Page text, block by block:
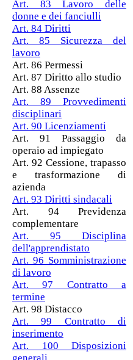
Art. 83 Lavoro delle
donne e dei fanciulli
Art. 84 Diritti
Art. 85 Sicurezza del
lavoro
Art. 86 Permessi
Art. 87 Diritto allo studio
Art. 88 Assenze
Art. 89 Provvedimenti
disciplinari
Art. 90 Licenziamenti
Art. 91 Passaggio da
operaio ad impiegato
Art. 92 Cessione, trapasso
e trasformazione di
azienda
Art. 93 Diritti sindacali
Art. 94 Previdenza
complementare
Art. 95 Disciplina
dell'apprendistato
Art. 96 Somministrazione
di lavoro
Art. 97 Contratto a
termine
Art. 98 Distacco
Art. 99 Contratto di
inserimento
Art. 100 Disposizioni
generali